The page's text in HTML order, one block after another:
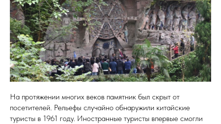
На протяжении многих веков памятник был скрыт от
посетителей. Рельефы случайно обнаружили китайские
туристы в 1961 году. Иностранные туристы впервые смогли